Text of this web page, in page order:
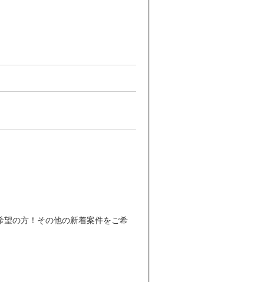
の方！その他の新着案件をご希